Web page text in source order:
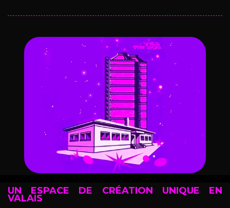
UN ESPACE DE CRÉATION UNIQUE EN
VALAIS